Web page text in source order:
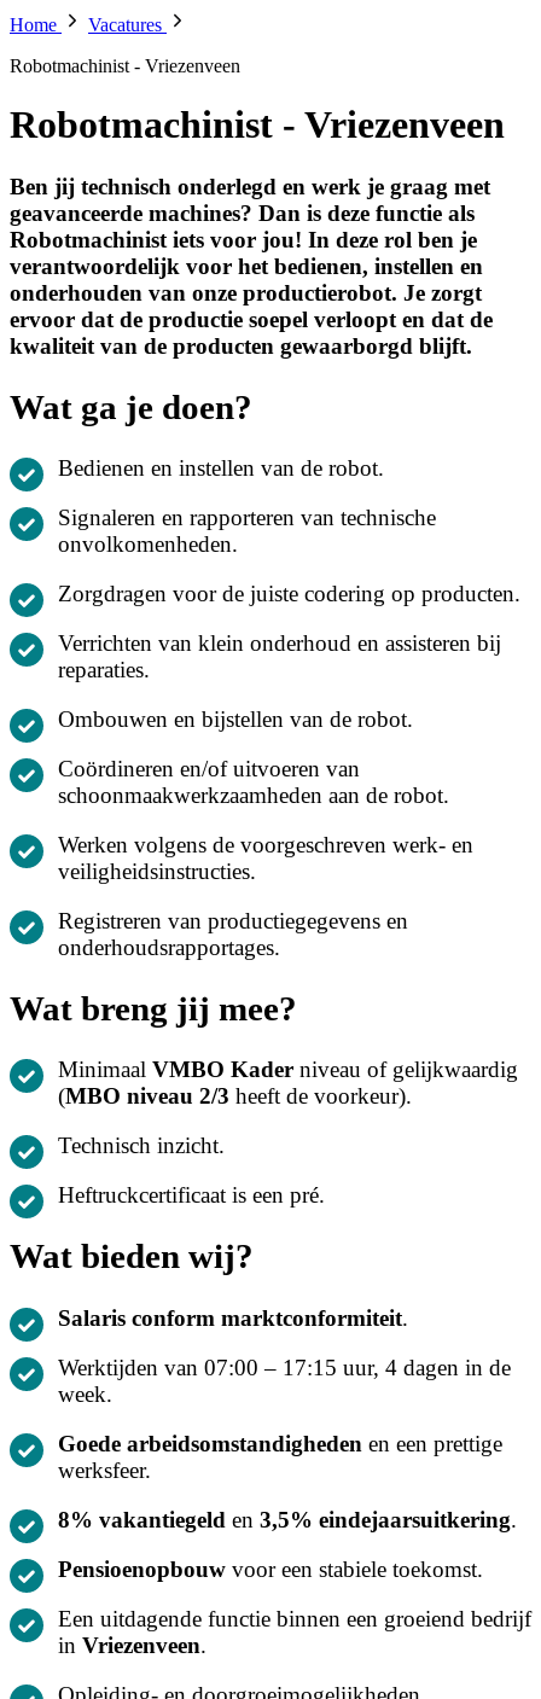
Home
Vacatures
Robotmachinist - Vriezenveen
Robotmachinist - Vriezenveen
Ben jij technisch onderlegd en werk je graag met
geavanceerde machines? Dan is deze functie als
Robotmachinist iets voor jou! In deze rol ben je
verantwoordelijk voor het bedienen, instellen en
onderhouden van onze productierobot. Je zorgt
ervoor dat de productie soepel verloopt en dat de
kwaliteit van de producten gewaarborgd blijft.
Wat ga je doen?
Bedienen en instellen van de robot.
Signaleren en rapporteren van technische
onvolkomenheden.
Zorgdragen voor de juiste codering op producten.
Verrichten van klein onderhoud en assisteren bij
reparaties.
Ombouwen en bijstellen van de robot.
Coördineren en/of uitvoeren van
schoonmaakwerkzaamheden aan de robot.
Werken volgens de voorgeschreven werk- en
veiligheidsinstructies.
Registreren van productiegegevens en
onderhoudsrapportages.
Wat breng jij mee?
Minimaal VMBO Kader niveau of gelijkwaardig
(MBO niveau 2/3 heeft de voorkeur).
Technisch inzicht.
Heftruckcertificaat is een pré.
Wat bieden wij?
Salaris conform marktconformiteit.
Werktijden van 07:00 – 17:15 uur, 4 dagen in de
week.
Goede arbeidsomstandigheden en een prettige
werksfeer.
8% vakantiegeld en 3,5% eindejaarsuitkering.
Pensioenopbouw voor een stabiele toekomst.
Een uitdagende functie binnen een groeiend bedrijf
in Vriezenveen.